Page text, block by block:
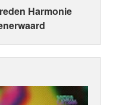
Harmonie